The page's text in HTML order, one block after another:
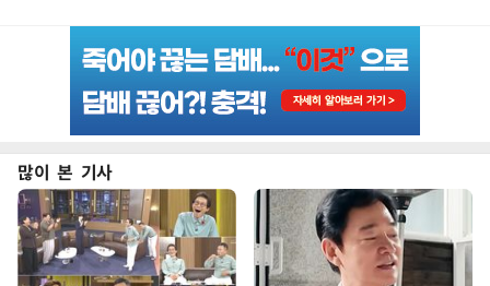
많이 본 기사